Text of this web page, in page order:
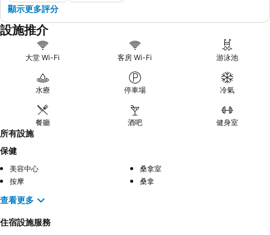
顯示更多評分
設施推介
大堂 Wi-Fi 客房 Wi-Fi 游泳池
水療 停車場 冷氣
餐廳 酒吧 健身室
所有設施
保健
美容中心
桑拿室
按摩
桑拿
查看更多
住宿設施服務